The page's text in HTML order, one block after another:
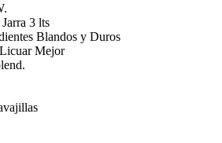
3 lts
Blandos y Duros
Mejor